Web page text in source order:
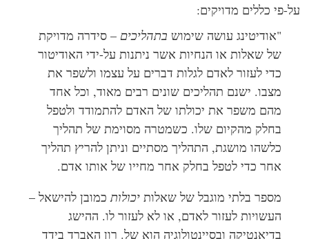
פי כללים מדויקים:
"אודיטינג עושה שימושבתהליכים– סידרה מדויקת
של שאלות או הנחיות אשר ניתנות על-ידי האודיטור
כדי לעזור לאדם לגלות דברים על עצמו ולשפר את
מצבו.ישנם תהליכים שונים רבים מאוד, וכל אחד
מהם משפר את יכולתו של האדם להתמודד ולטפל
בחלק מהקיום שלו. כשמטרה מסוימת של תהליך
כלשהו מושגת, התהליך מסתיים וניתן להריץ תהליך
אחר כדי לטפל בחלק אחר מחייו של אותו אדם.
מספר בלתי מוגבל של שאלותיכולותכמובן להישאל –
העשויות לעזור לאדם, או לא לעזור לו. ההישג
בדיאנטיקה ובסיינטולוגיה הוא של. רון האברד בידד